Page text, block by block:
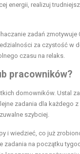
energii, realizuj
zadań zmotywuje
za czystość w
czasu na relaks.
pracowników?
domowników. Ustal
zadania dla każdego
szybciej.
i wiedzieć, co już
na początku